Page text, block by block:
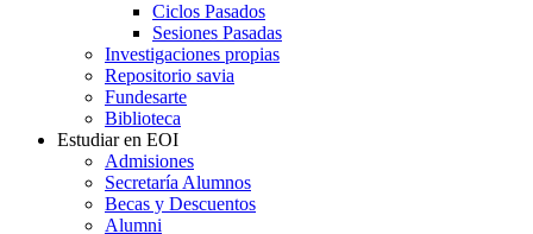
Ciclos Pasados
Sesiones Pasadas
Investigaciones propias
Repositorio savia
Fundesarte
Biblioteca
Estudiar en EOI
Admisiones
Secretaría Alumnos
Becas y Descuentos
Alumni